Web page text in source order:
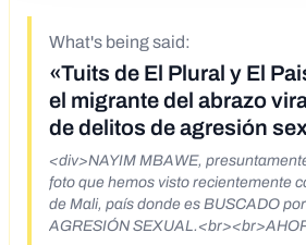
What's being said:
«Tuits de El Plural y El
el migrante del abrazo
de delitos de agresión
<div>NAYIM MBAWE,
foto que hemos visto recientemente
de Mali, país donde es BUSCADO
AGRESIÓN